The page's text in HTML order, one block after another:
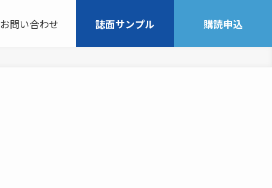
お問い合わせ 誌面サンプル 購読申込